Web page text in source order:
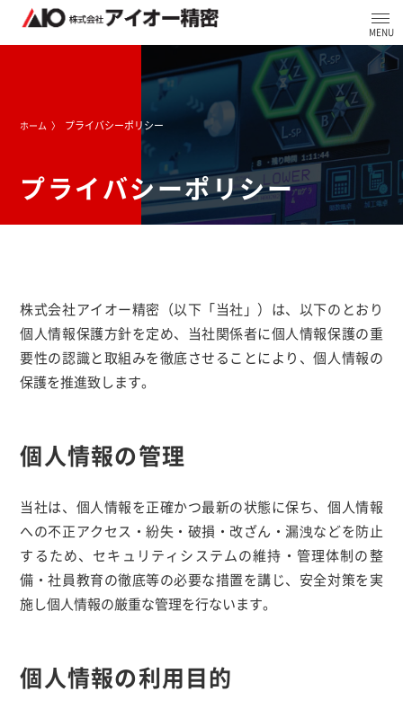
ホーム プライバシーポリシー
プライバシーポリシー
株式会社アイオー精密（以下「当社」）は、以下のとおり
個人情報保護方針を定め、当社関係者に個人情報保護の重
要性の認識と取組みを徹底させることにより、個人情報の
保護を推進致します。
個人情報の管理
当社は、個人情報を正確かつ最新の状態に保ち、個人情報
への不正アクセス・紛失・破損・改ざん・漏洩などを防止
するため、セキュリティシステムの維持・管理体制の整
備・社員教育の徹底等の必要な措置を講じ、安全対策を実
施し個人情報の厳重な管理を行ないます。
個人情報の利用目的